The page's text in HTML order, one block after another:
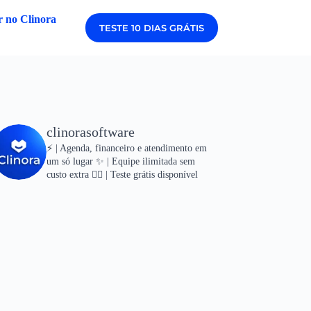
no Clinora
TESTE 10 DIAS GRÁTIS
clinorasoftware
⚡ | Agenda, financeiro e atendimento em
um só lugar ✨ | Equipe ilimitada sem
custo extra 👇🏻 | Teste grátis disponível